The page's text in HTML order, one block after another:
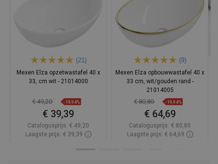
(21)
Mexen Elza opzetwastafel 40 x
33, cm wit - 21014000
€ 49,20 -19,94%
€ 39,39
Catalogusprijs: € 49,20
Laagste prijs: € 39,39
(9)
Mexen Elza opbouwwastafel 40 x
33 cm, wit/gouden rand -
21014005
€ 80,80 -19,94%
€ 64,69
Catalogusprijs: € 80,80
Laagste prijs: € 64,69